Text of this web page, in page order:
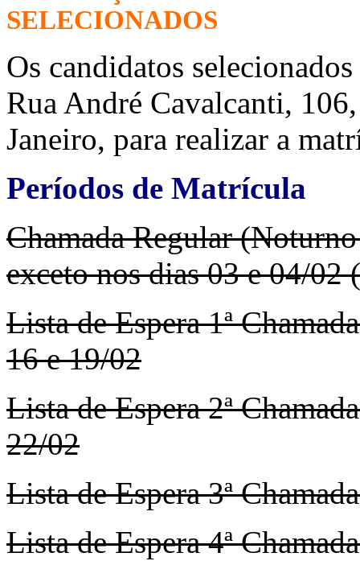
SELECIONADOS
Os candidatos
Rua André Cavalcanti,
Janeiro, para realizar a
Períodos de Matrícula
Chamada Regular
exceto nos dias 03 e 04/02
Lista de Espera 1ª
16 e 19/02
Lista de Espera 2ª
22/02
Lista de Espera 3ª
Lista de Espera 4ª